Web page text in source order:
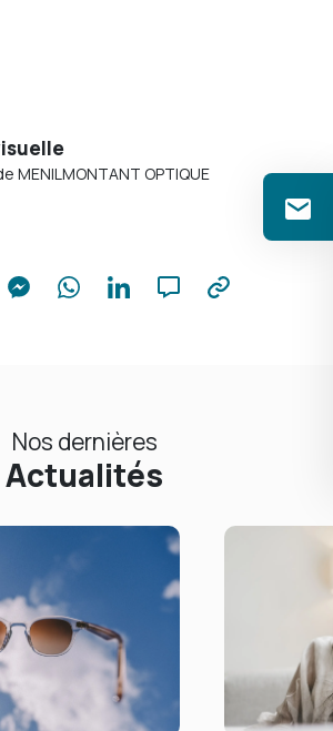
MENILMONTANT OPTIQUE
Nos dernières
Actualités